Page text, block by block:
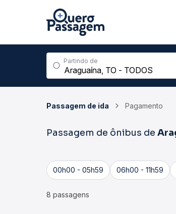
Partindo de
Passagem de ida Pagamento
Passagem de ônibus de
00h00 - 05h59 06h00 - 11h59
8 passagens